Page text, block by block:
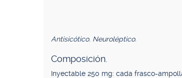
Antisicótico. Neuroléptico.
Composición.
Inyectable 250 mg: cada frasco-